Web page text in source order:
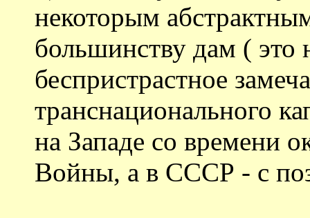
некоторым
большинству дам ( это
беспристрастное
транснационального
на Западе со времени
Войны, а в СССР - с